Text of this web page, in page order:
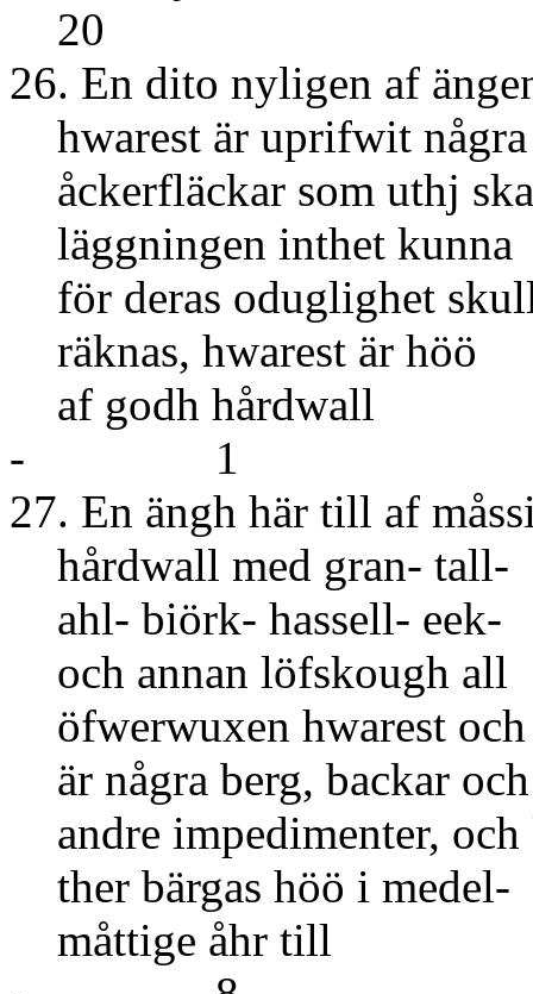
20
26. En dito nyligen af
hwarest är uprifwit några
åckerfläckar som uthj
läggningen inthet kunna
för deras oduglighet
räknas, hwarest är höö
af godh
- 1
27. En ängh här till af
hårdwall med gran- tall-
ahl- biörk- hassell- eek-
och annan löfskough all
öfwerwuxen hwarest och
är några berg, backar och
andre impedimenter, och
ther bärgas höö i medel-